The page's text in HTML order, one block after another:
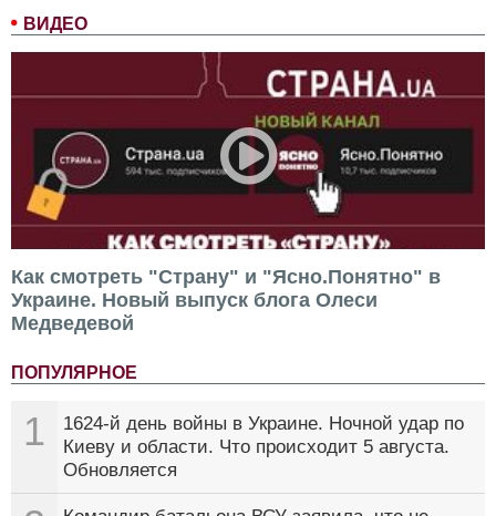
ВИДЕО
Как смотреть "Страну" и "Ясно.Понятно" в
Украине. Новый выпуск блога Олеси
Медведевой
ПОПУЛЯРНОЕ
1
1624-й день войны в Украине. Ночной удар по
Киеву и области. Что происходит 5 августа.
Обновляется